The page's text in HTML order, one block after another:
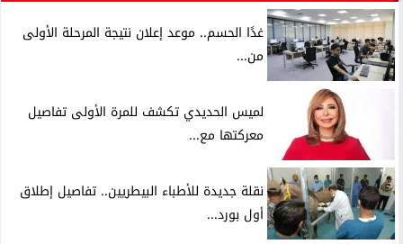
غدًا الحسم.. موعد إعلان نتيجة المرحلة الأولى
من...
لميس الحديدي تكشف للمرة الأولى تفاصيل
معركتها مع...
نقلة جديدة للأطباء البيطريين.. تفاصيل إطلاق
أول بورد...